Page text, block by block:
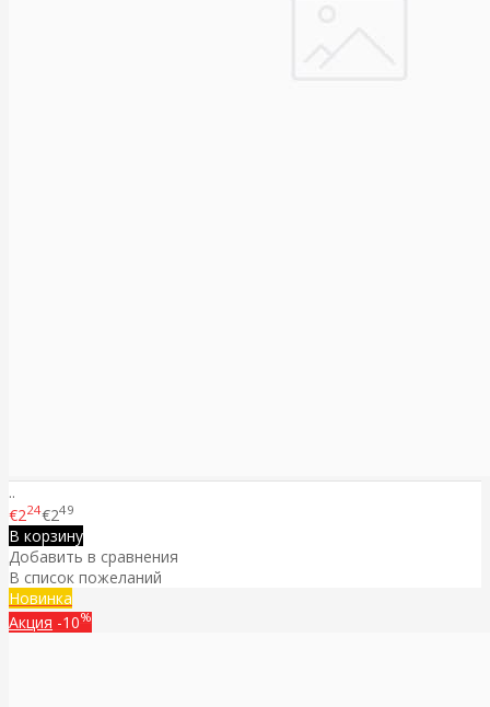
..
€224€249
В корзину
Добавить в сравнения
В список пожеланий
Новинка
Акция -10%